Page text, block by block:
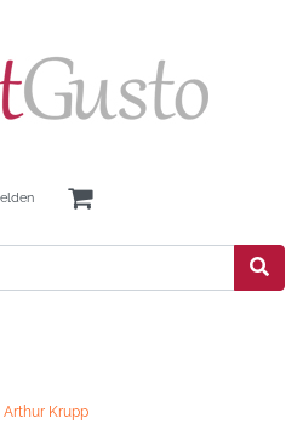
Arthur Krupp